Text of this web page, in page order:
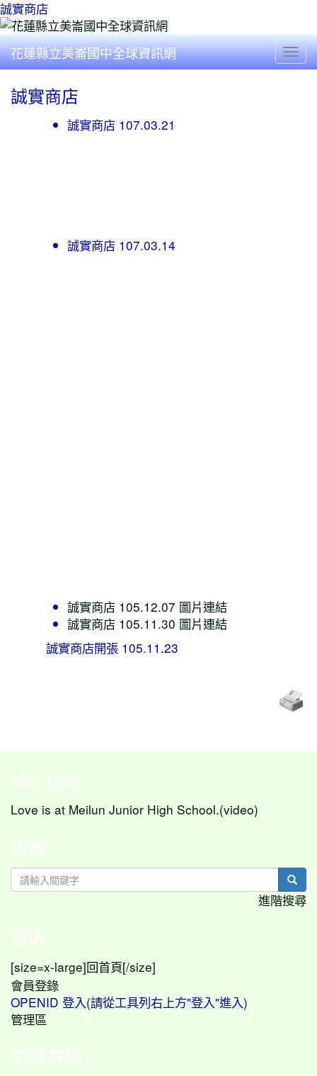
誠實商店
花蓮縣立美崙國中全球資訊網
誠實商店
誠實商店 107.03.21
誠實商店 107.03.14
誠實商店 105.12.07 圖片連結
誠實商店 105.11.30 圖片連結
誠實商店開張 105.11.23
Mei-Lun
Love is at Meilun Junior High School.(video)
搜索
進階搜尋
登入
[size=x-large] 回首頁[/size]
會員登錄
OPENID 登入(請從工具列右上方"登入"進入)
管理區
防疫專區